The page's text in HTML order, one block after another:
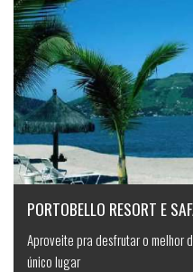
PORTOBELLO RESORT E
Aproveite pra desfrutar o melhor
único lugar